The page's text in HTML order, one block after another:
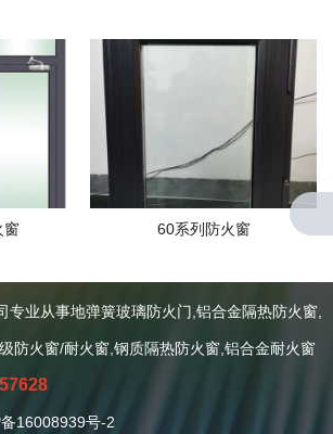
窗 60系列防火窗
专业从事地弹簧玻璃防火门,铝合金隔热防火窗,
防火窗/耐火窗,钢质隔热防火窗,铝合金耐火窗
16008939号-2